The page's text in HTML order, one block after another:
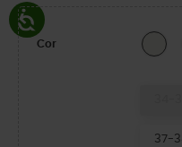
Cor Chalk
37-